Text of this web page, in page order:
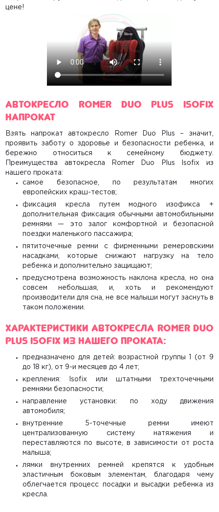
цене!
Автокресло Romer Duo Plus Isofix
напрокат
Взять напрокат автокресло Romer Duo Plus – значит,
проявить заботу о здоровье и безопасности ребенка, и
бережно относиться к семейному бюджету.
Преимущества автокресла Romer Duo Plus Isofix из
нашего проката:
самое безопасное, по результатам многих
европейских краш-тестов;
фиксация кресла путем модного изофикса +
дополнительная фиксация обычными автомобильными
ремнями — это залог комфортной и безопасной
поездки маленького пассажира;
пятиточечные ремни с фирменными ремеровскими
насадками, которые снижают нагрузку на тело
ребенка и дополнительно защищают;
предусмотрена возможность наклона кресла, но она
совсем небольшая, и, хоть и рекомендуют
производители для сна, не все малыши могут заснуть в
таком положении.
Характеристики автокресла Romer Duo
Plus Isofix из нашего проката:
предназначено для детей: возрастной группы 1 (от 9
до 18 кг), от 9-и месяцев до 4 лет;
крепления: Isofix или штатными трехточечными
ремнями безопасности;
направление установки: по ходу движения
автомобиля;
внутренние 5-точечные ремни имеют
централизованную систему натяжения и
переставляются по высоте, в зависимости от роста
малыша;
лямки внутренних ремней крепятся к удобным
эластичным боковым элементам, благодаря чему
облегчается процесс посадки и высадки ребенка из
кресла.